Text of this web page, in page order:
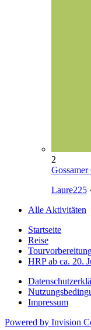
2
Laure225
Alle Aktivitäten
Startseite
Reise
HRP ab ca. 20.
Impressum
Powered by Invision